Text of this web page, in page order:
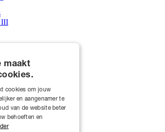
III
maakt
cookies om jouw
en aangenamer te
van de website beter
behoeften en